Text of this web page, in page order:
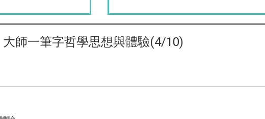
師一筆字哲學思想與體驗(4/10)